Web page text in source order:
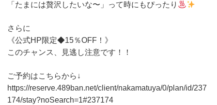
「たまには贅沢したいな〜」って時にもぴったり
さらに
《公式HP限定◆15％OFF！》
このチャンス、見逃し注意です！！
ご予約はこちらから↓
https://reserve.489ban.net/client/nakamatuya/0/plan/id/237
174/stay?noSearch=1#237174